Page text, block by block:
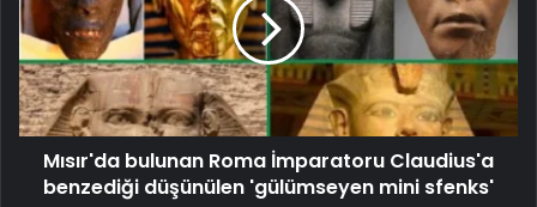
Mısır'da bulunan Roma İmparatoru Claudius'a
benzediği düşünülen 'gülümseyen mini sfenks'